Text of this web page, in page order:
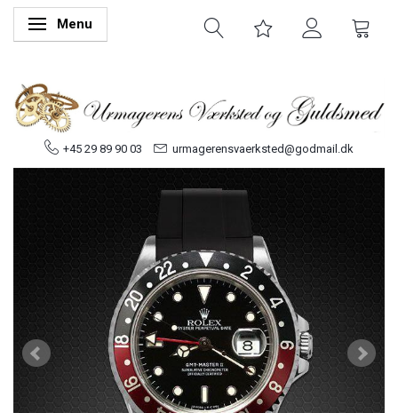
Skifte navigation
Menu
+45 29 89 90 03 urmagerensvaerksted@godmail.dk